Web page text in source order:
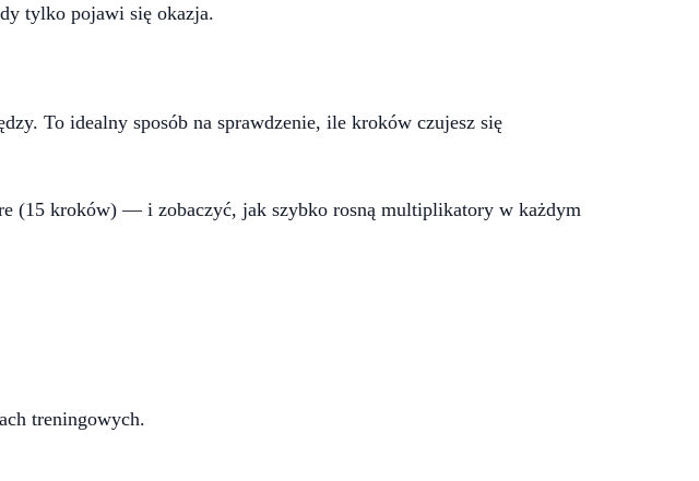
tylko pojawi się okazja.
To idealny sposób na sprawdzenie, ile kroków czujesz się
(15 kroków) — i zobaczyć, jak szybko rosną multiplikatory w każdym
treningowych.